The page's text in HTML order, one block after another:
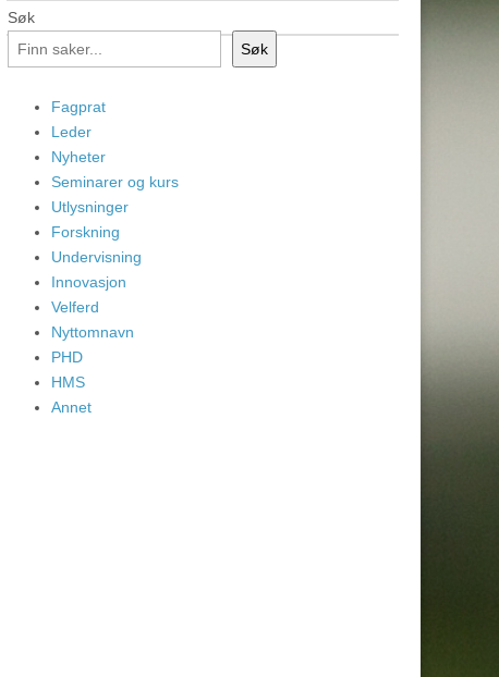
Søk
Søk
Fagprat
Leder
Nyheter
Seminarer og kurs
Utlysninger
Forskning
Undervisning
Innovasjon
Velferd
Nyttomnavn
PHD
HMS
Annet